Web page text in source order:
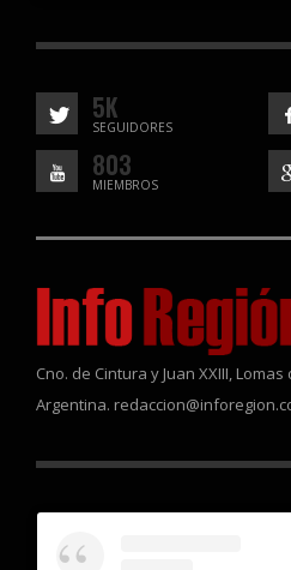
5K
SEGUIDORES
803
MIEMBROS
Cno. de Cintura y Juan XXIII,
Argentina.